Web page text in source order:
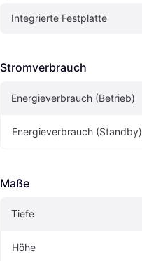
Integrierte Festplatte
Stromverbrauch
Energieverbrauch (Betrieb)
Energieverbrauch (Standby)
Maße
Tiefe
Höhe